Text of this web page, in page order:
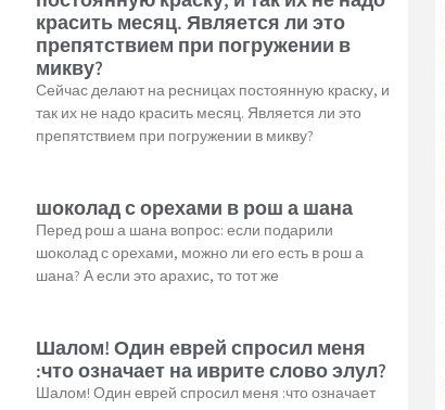
красить месяц. Является ли это
препятствием при погружении в
микву?
Сейчас делают на ресницах постоянную краску, и
так их не надо красить месяц. Является ли это
препятствием при погружении в микву?
шоколад с орехами в рош а шана
Перед рош а шана вопрос: если подарили
шоколад с орехами, можно ли его есть в рош а
шана? А если это арахис, то тот же
Шалом! Один еврей спросил меня
:что означает на иврите слово элул?
Шалом! Один еврей спросил меня :что означает